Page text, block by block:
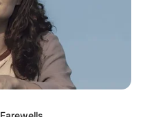
MÉGA
souvent au